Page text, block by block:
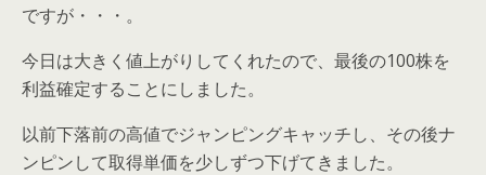
ですが・・・。
今日は大きく値上がりしてくれたので、最後の100株を
利益確定することにしました。
以前下落前の高値でジャンピングキャッチし、その後ナ
ンピンして取得単価を少しずつ下げてきました。